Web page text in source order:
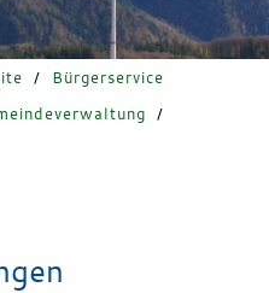
/
Bürgerservice
/